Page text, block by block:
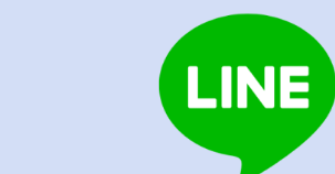
或點選我們特別準備的慶祝蛋糕
(Happy Birthday或Happy Anniversary
(蛋糕為香草白巧克力榛果口味，將為六
享；費用為NT$1,988+10%)
皆可在進入訂席頁面時一併選擇，蛋糕